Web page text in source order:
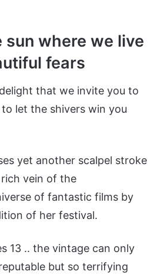
sun where we live
fears
that we invite you to
let the shivers win you
yet another scalpel stroke
vein of the
of fantastic films by
of her festival.
13 .. the vintage can only
but so terrifying